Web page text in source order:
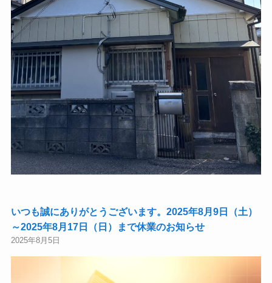
いつも誠にありがとうございます。2025年8月9日（土）
～2025年8月17日（日）まで休業のお知らせ
2025年8月5日